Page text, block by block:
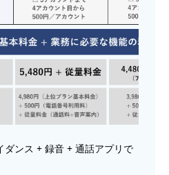
ダンス + 録音 + 通話アプリで